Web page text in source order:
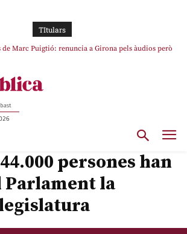
TItulars
de Marc Puigtió: renuncia a Girona pels àudios però
persones han
la